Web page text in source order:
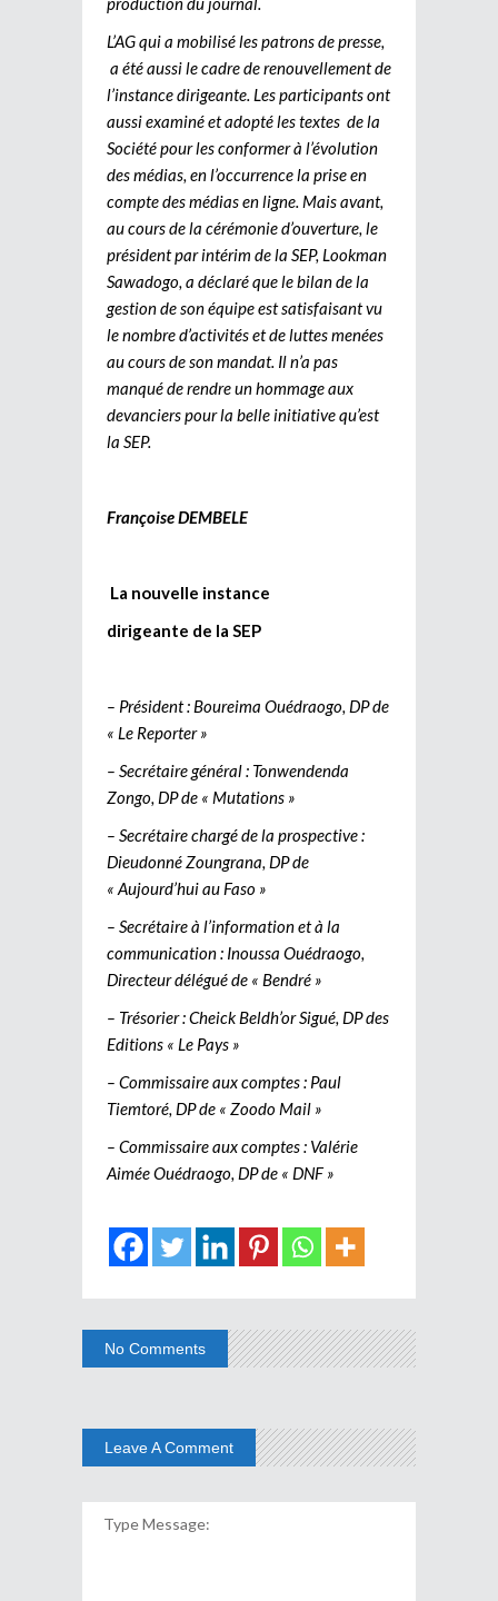
L’AG qui a mobilisé les patrons de presse,
a été aussi le cadre de renouvellement de
l’instance dirigeante. Les participants ont
aussi examiné et adopté les textes de la
Société pour les conformer à l’évolution
des médias, en l’occurrence la prise en
compte des médias en ligne. Mais avant,
au cours de la cérémonie d’ouverture, le
président par intérim de la SEP, Lookman
Sawadogo, a déclaré que le bilan de la
gestion de son équipe est satisfaisant vu
le nombre d’activités et de luttes menées
au cours de son mandat. Il n’a pas
manqué de rendre un hommage aux
devanciers pour la belle initiative qu’est
la SEP.
Françoise DEMBELE
La nouvelle instance
dirigeante de la SEP
– Président : Boureima Ouédraogo, DP de
« Le Reporter »
– Secrétaire général : Tonwendenda
Zongo, DP de « Mutations »
– Secrétaire chargé de la prospective :
Dieudonné Zoungrana, DP de
« Aujourd’hui au Faso »
– Secrétaire à l’information et à la
communication : Inoussa Ouédraogo,
Directeur délégué de « Bendré »
– Trésorier : Cheick Beldh’or Sigué, DP des
Editions « Le Pays »
– Commissaire aux comptes : Paul
Tiemtoré, DP de « Zoodo Mail »
– Commissaire aux comptes : Valérie
Aimée Ouédraogo, DP de « DNF »
No Comments
Leave A Comment